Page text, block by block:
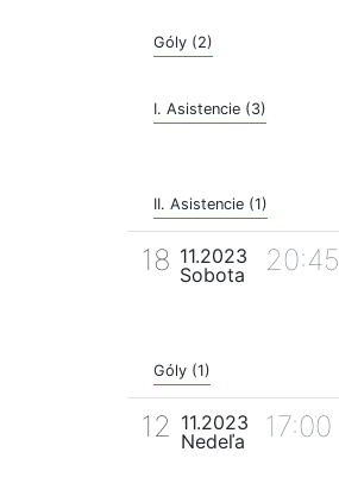
Góly (2)
I. Asistencie (3)
II. Asistencie (1)
18 11.2023
Sobota
20:45
Góly (1)
12 11.2023
Nedeľa
17:00